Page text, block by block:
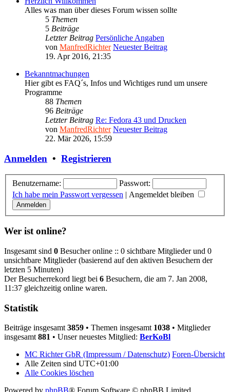
Alles was man über dieses Forum wissen sollte
5 Themen
5 Beiträge
Letzter Beitrag Persönliche Angaben
von ManfredRichter Neuester Beitrag
19. Apr 2016, 21:35
Bekanntmachungen
Hier gibt es FAQ´s, Infos und Wichtiges rund um unsere
Programme
88 Themen
96 Beiträge
Letzter Beitrag Re: Fedora 43 und Drucken
von ManfredRichter Neuester Beitrag
22. Mär 2026, 15:59
Anmelden • Registrieren
Benutzername:
Passwort:
Ich habe mein Passwort vergessen | Angemeldet bleiben
Wer ist online?
Insgesamt sind 0 Besucher online :: 0 sichtbare Mitglieder und 0
unsichtbare Mitglieder (basierend auf den aktiven Besuchern der
letzten 5 Minuten)
Der Besucherrekord liegt bei 6 Besuchern, die am 7. Jan 2008,
11:37 gleichzeitig online waren.
Statistik
Beiträge insgesamt 3859 • Themen insgesamt 1038 • Mitglieder
insgesamt 881 • Unser neuestes Mitglied: BerKoBl
MC Richter GbR (Impressum / Datenschutz) Foren-Übersicht
Alle Zeiten sind UTC+01:00
Alle Cookies löschen